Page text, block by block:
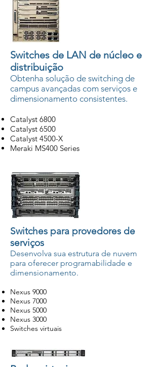
Switches de LAN de núcleo e
distribuição
Obtenha solução de switching de
campus avançadas com serviços e
dimensionamento consistentes.
Catalyst 6800
Catalyst 6500
Catalyst 4500-X
Meraki MS400 Series
Switches para provedores de
serviços
Desenvolva sua estrutura de nuvem
para oferecer programabilidade e
dimensionamento.
Nexus 9000
Nexus 7000
Nexus 5000
Nexus 3000
Switches virtuais